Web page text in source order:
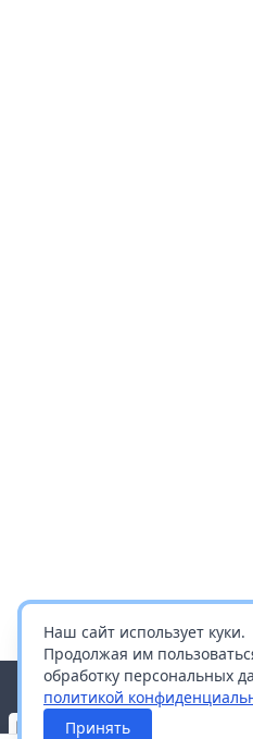
Наш сайт использует куки.
Продолжая им
обработку персональных
политикой
Принять